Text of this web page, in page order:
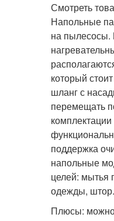
Смотреть
Напольные
на пылесосы.
который
шланг с
перемещать
поддержка
напольные
целей: мытья
одежды, штор.
Плюсы: можно